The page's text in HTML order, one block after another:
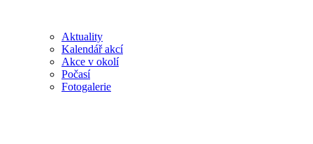
Aktuality
Kalendář akcí
Akce v okolí
Počasí
Fotogalerie